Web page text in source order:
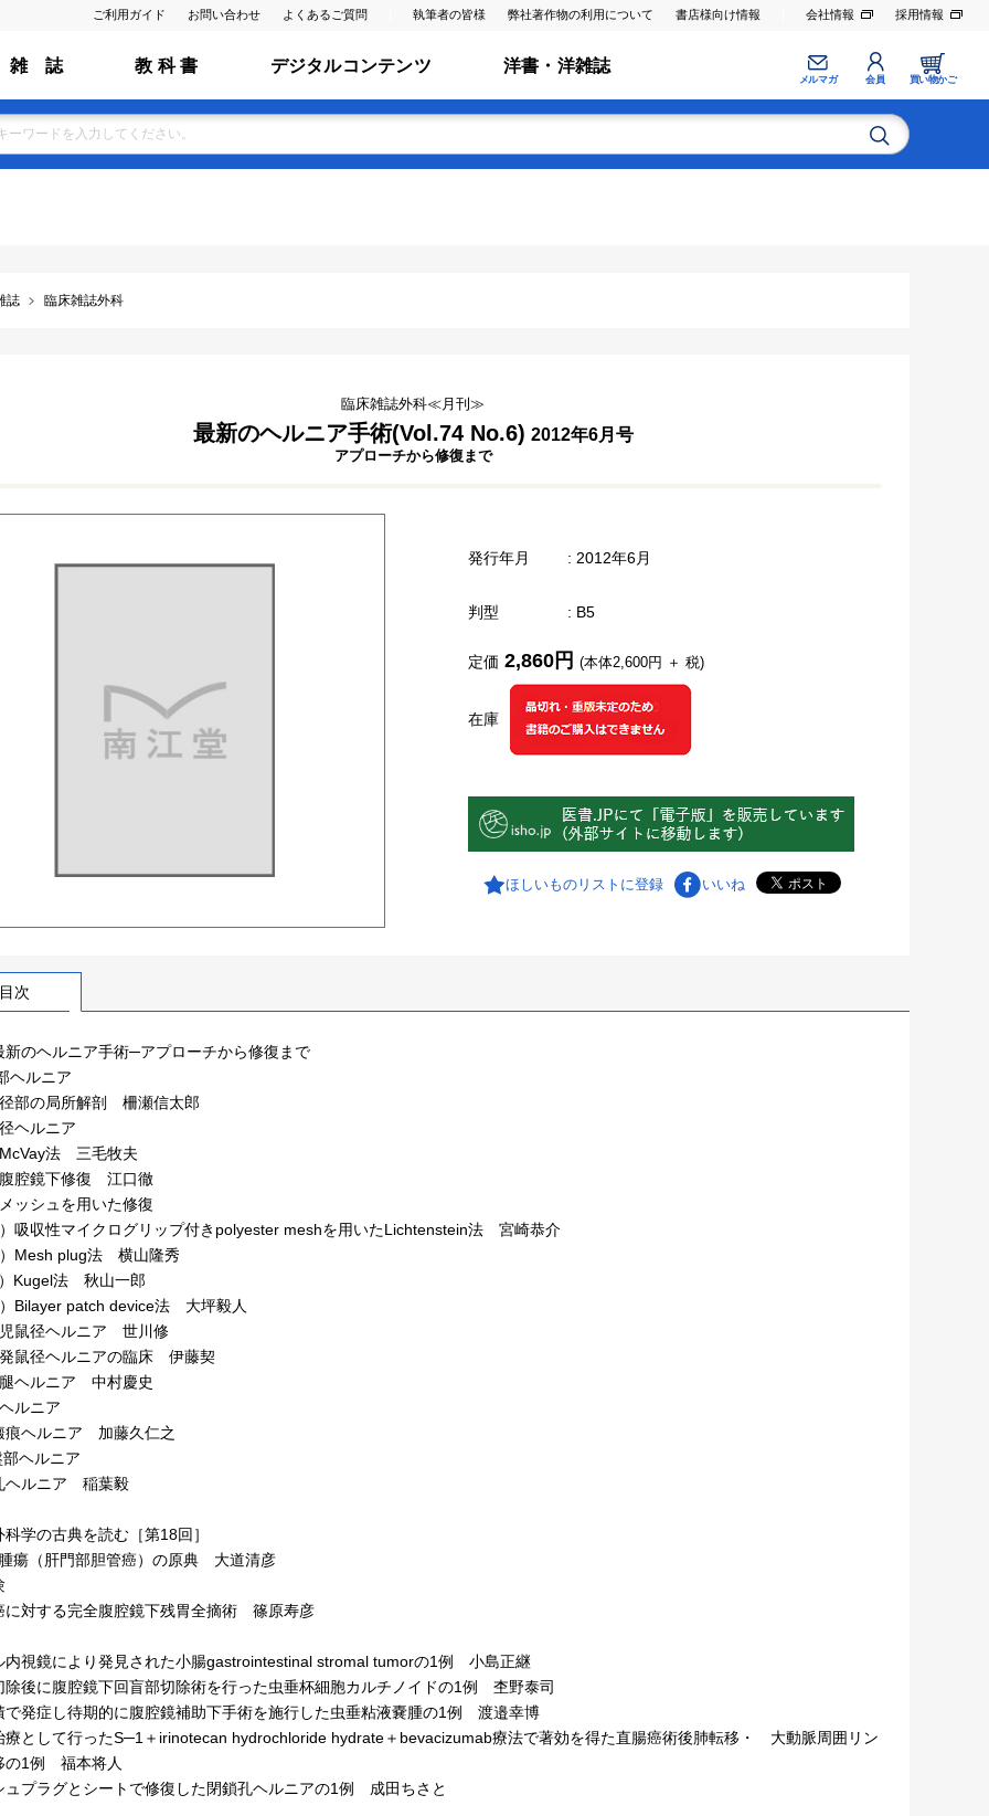
ご利用ガイド お問い合わせ よくあるご質問 執筆者の皆様 弊社著作物の利用について 書店様向け情報 会社情報 採用情報
雑 誌 教 科 書 デジタルコンテンツ 洋書・洋雑誌
メルマガ 会員 買い物かご
誌 臨床雑誌外科
臨床雑誌外科≪月刊≫
最新のヘルニア手術(Vol.74 No.6) 2012年6月号
アプローチから修復まで
発行年月 : 2012年6月
判型 : B5
在庫
定価 2,860円 (本体2,600円 ＋ 税)
ほしいものリストに登録 いいね
次
のヘルニア手術─アプローチから修復まで
ヘルニア
部の局所解剖 柵瀬信太郎
ヘルニア
法 三毛牧夫
鏡下修復 江口徹
シュを用いた修復
性マイクログリップ付きpolyester meshを用いたLichtenstein法 宮崎恭介
plug法 横山隆秀
法 秋山一郎
patch device法 大坪毅人
鼠径ヘルニア 世川修
鼠径ヘルニアの臨床 伊藤契
ヘルニア 中村慶史
ルニア
ヘルニア 加藤久仁之
ヘルニア
ルニア 稲葉毅
学の古典を読む［第18回］
瘍（肝門部胆管癌）の原典 大道清彦
対する完全腹腔鏡下残胃全摘術 篠原寿彦
内視鏡により発見された小腸gastrointestinal stromal tumorの1例 小島正継
後に腹腔鏡下回盲部切除術を行った虫垂杯細胞カルチノイドの1例 杢野泰司
発症し待期的に腹腔鏡補助下手術を施行した虫垂粘液嚢腫の1例 渡邉幸博
として行ったS─1＋irinotecan hydrochloride hydrate＋bevacizumab療法で著効を得た直腸癌術後肺転移・ 大動脈周囲リン
の1例 福本将人
プラグとシートで修復した閉鎖孔ヘルニアの1例 成田ちさと